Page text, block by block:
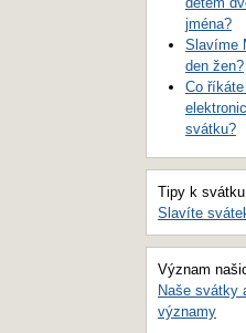
jména?
Slavíme
den žen?
Co
svátku?
Tipy k svátku
Slavíte
Význam
Naše svátky
významy